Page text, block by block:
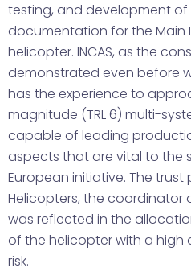
testing, and development
documentation for the Main
helicopter. INCAS, as the
demonstrated even before
has the experience to
magnitude (TRL 6) multi-
capable of leading
aspects that are vital to the
European initiative. The trust
Helicopters, the coordinator
was reflected in the
of the helicopter with a
risk.